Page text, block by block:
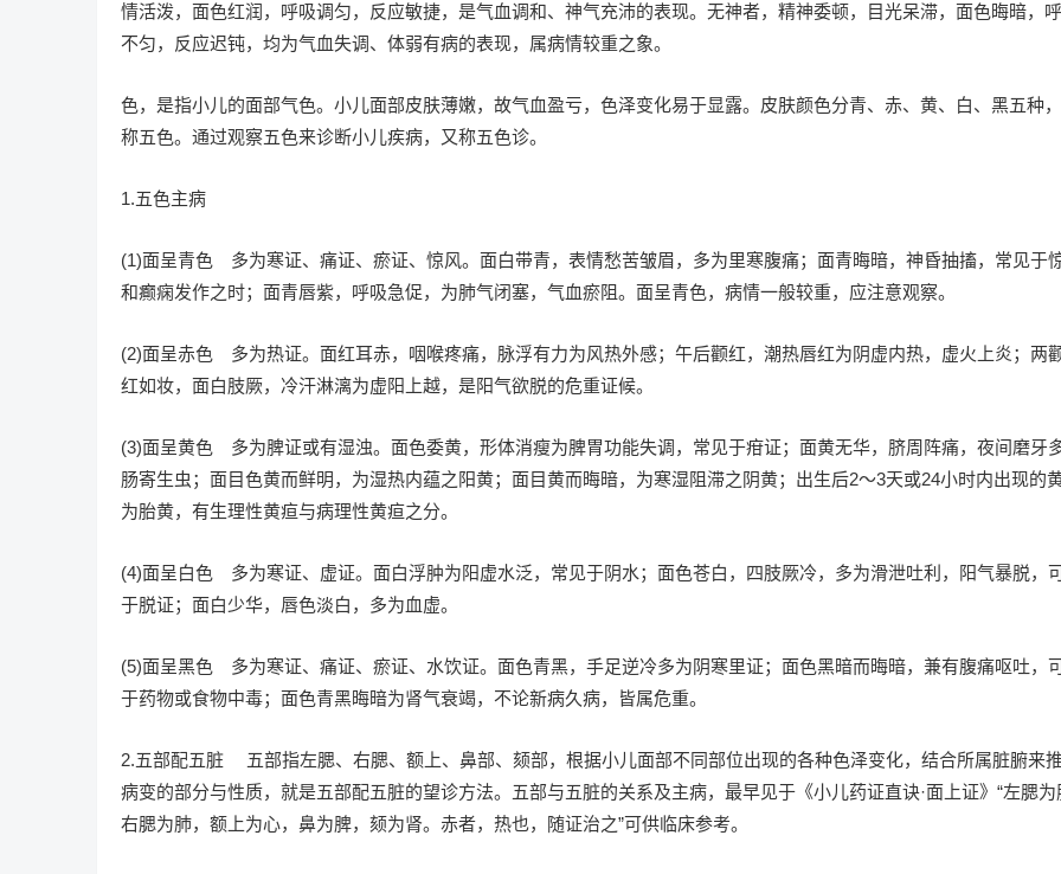
情活泼，面色红润，呼吸调匀，反应敏捷，是气血调和、神气充沛的表现。无神者，精神委顿，目光呆滞，面色晦暗，
不匀，反应迟钝，均为气血失调、体弱有病的表现，属病情较重之象。
色，是指小儿的面部气色。小儿面部皮肤薄嫩，故气血盈亏，色泽变化易于显露。皮肤颜色分青、赤、黄、白、黑五种
称五色。通过观察五色来诊断小儿疾病，又称五色诊。
1.五色主病
(1)面呈青色 多为寒证、痛证、瘀证、惊风。面白带青，表情愁苦皱眉，多为里寒腹痛；面青晦暗，神昏抽搐，常见于
和癫痫发作之时；面青唇紫，呼吸急促，为肺气闭塞，气血瘀阻。面呈青色，病情一般较重，应注意观察。
(2)面呈赤色 多为热证。面红耳赤，咽喉疼痛，脉浮有力为风热外感；午后颧红，潮热唇红为阴虚内热，虚火上炎；两
红如妆，面白肢厥，冷汗淋漓为虚阳上越，是阳气欲脱的危重证候。
(3)面呈黄色 多为脾证或有湿浊。面色委黄，形体消瘦为脾胃功能失调，常见于疳证；面黄无华，脐周阵痛，夜间磨牙
肠寄生虫；面目色黄而鲜明，为湿热内蕴之阳黄；面目黄而晦暗，为寒湿阻滞之阴黄；出生后2～3天或24小时内出现的
为胎黄，有生理性黄疸与病理性黄疸之分。
(4)面呈白色 多为寒证、虚证。面白浮肿为阳虚水泛，常见于阴水；面色苍白，四肢厥冷，多为滑泄吐利，阳气暴脱，
于脱证；面白少华，唇色淡白，多为血虚。
(5)面呈黑色 多为寒证、痛证、瘀证、水饮证。面色青黑，手足逆冷多为阴寒里证；面色黑暗而晦暗，兼有腹痛呕吐，
于药物或食物中毒；面色青黑晦暗为肾气衰竭，不论新病久病，皆属危重。
2.五部配五脏 五部指左腮、右腮、额上、鼻部、颏部，根据小儿面部不同部位出现的各种色泽变化，结合所属脏腑来
病变的部分与性质，就是五部配五脏的望诊方法。五部与五脏的关系及主病，最早见于《小儿药证直诀·面上证》“左腮为
右腮为肺，额上为心，鼻为脾，颏为肾。赤者，热也，随证治之”可供临床参考。